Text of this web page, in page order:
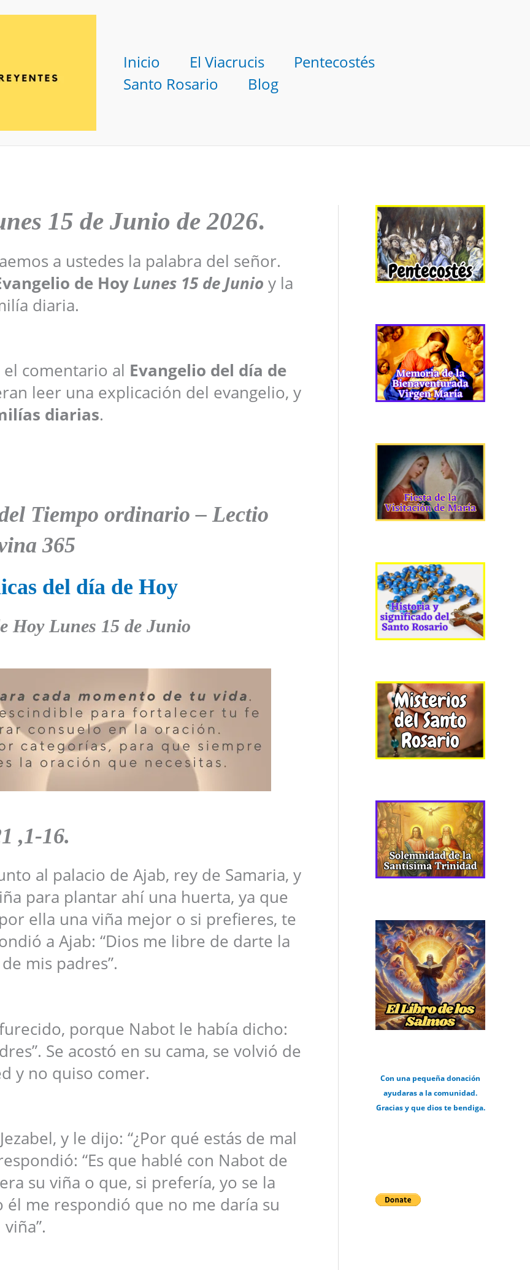
Inicio El Viacrucis
Pentecostés
Santo Rosario
Blog
15 de Junio de 2026.
a ustedes la palabra del señor.
de HoyLunes 15 de Junio y la
diaria.
comentario al Evangelio del día de
leer una explicación del evangelio, y
diarias.
Tiempo ordinario – Lectio
365
del día de Hoy
Hoy Lunes 15 de Junio
,1-16.
al palacio de Ajab, rey de Samaria, y
para plantar ahí una huerta, ya que
ella una viña mejor o si prefieres, te
a Ajab: “Dios me libre de darte la
mis padres”.
porque Nabot le había dicho:
Se acostó en su cama, se volvió de
y no quiso comer.
y le dijo: “¿Por qué estás de mal
“Es que hablé con Nabot de
su viña o que, si prefería, yo se la
me respondió que no me daría su
viña”.
Con una pequeña donación
ayudaras a la comunidad.
Gracias y que dios te bendiga.